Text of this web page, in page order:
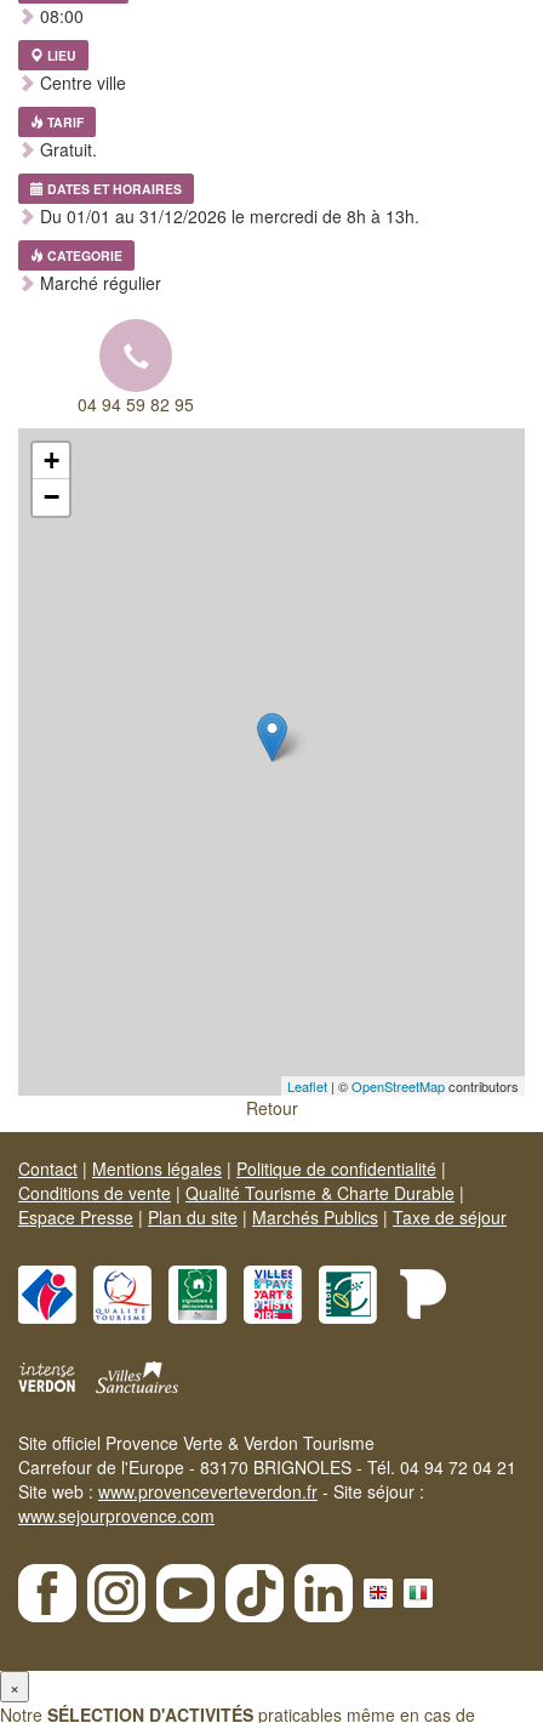
08:00
LIEU
Centre ville
TARIF
Gratuit.
DATES ET HORAIRES
Du 01/01 au 31/12/2026 le mercredi de 8h à 13h.
CATEGORIE
Marché régulier
04 94 59 82 95
+
−
Leaflet | ©OpenStreetMapcontributors
Retour
Contact | Mentions légales | Politique de confidentialité |
Conditions de vente | Qualité Tourisme & Charte Durable |
Espace Presse | Plan du site | Marchés Publics | Taxe de séjour
Site officiel Provence Verte & Verdon Tourisme
Carrefour de l'Europe - 83170 BRIGNOLES - Tél. 04 94 72 04 21
Site web : www.provenceverteverdon.fr - Site séjour :
www.sejourprovence.com
×
Notre SÉLECTION D'ACTIVITÉS praticables même en cas de